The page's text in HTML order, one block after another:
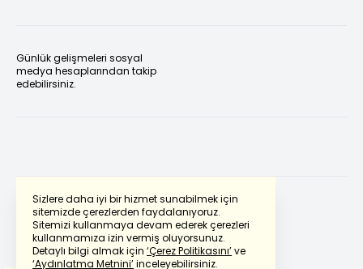
Sizlere daha iyi bir hizmet sunabilmek için
sitemizde çerezlerden faydalanıyoruz.
Sitemizi kullanmaya devam ederek çerezleri
kullanmamıza izin vermiş oluyorsunuz.
Detaylı bilgi almak için ‘Çerez Politikasını’ve
‘Aydınlatma Metnini’inceleyebilirsiniz.
Günlük gelişmeleri sosyal
medya hesaplarından takip
edebilirsiniz.
Powered by Translate